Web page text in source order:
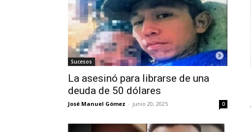
Sucesos
La asesinó para librarse de una
deuda de 50 dólares
José Manuel Gómez - junio 20, 2025 0